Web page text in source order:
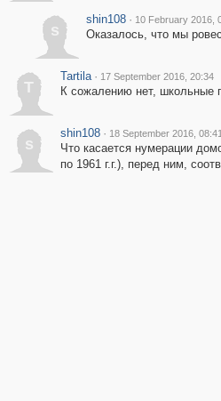
s
shin108 · 10 February 2016,
Оказалось, что мы
T
Tartila · 17 September 2016, 20:34
К сожалению нет, школьные
s
shin108 · 18 September 2016, 08:41
Что касается нумерации
по 1961 г.г.), перед ним,